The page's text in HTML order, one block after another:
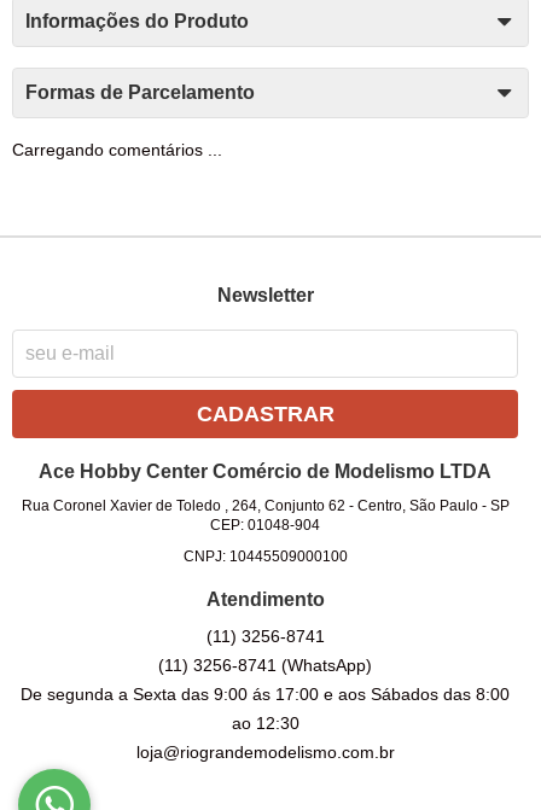
Informações do Produto
Formas de Parcelamento
Carregando comentários ...
Newsletter
CADASTRAR
Ace Hobby Center Comércio de Modelismo LTDA
Rua Coronel Xavier de Toledo , 264, Conjunto 62 - Centro, São Paulo- SP
CEP: 01048-904
CNPJ: 10445509000100
Atendimento
(11) 3256-8741
(11) 3256-8741(WhatsApp)
De segunda a Sexta das 9:00 ás 17:00 e aos Sábados das 8:00
ao 12:30
loja@riograndemodelismo.com.br